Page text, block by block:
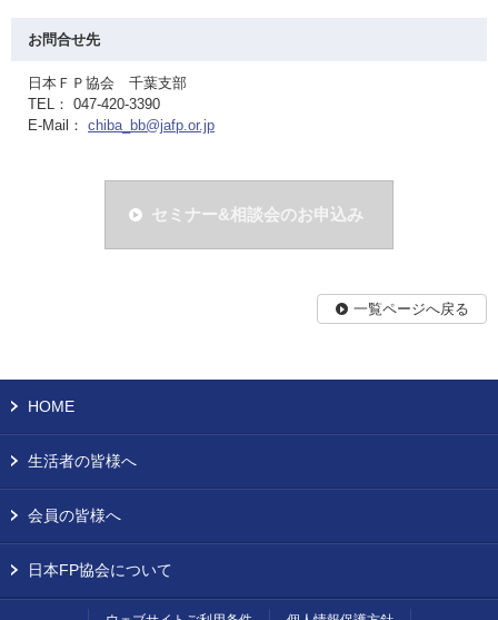
お問合せ先
日本ＦＰ協会 千葉支部
TEL： 047-420-3390
E-Mail： chiba_bb@jafp.or.jp
セミナー&相談会のお申込み
一覧ページへ戻る
HOME
生活者の皆様へ
会員の皆様へ
日本FP協会について